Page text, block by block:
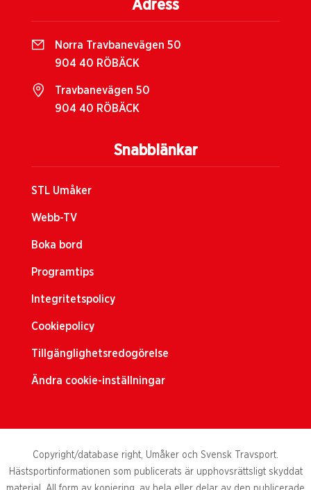
Snabblänkar
STL Umåker
Webb-TV
Boka bord
Programtips
Integritetspolicy
Cookiepolicy
Tillgänglighetsredogörelse
Ändra cookie-inställningar
Adress
Norra Travbanevägen 50
904 40 RÖBÄCK
Travbanevägen 50
904 40 RÖBÄCK
Copyright/database right, Umåker och Svensk Travsport.
Hästsportinformationen som publicerats är upphovsrättsligt skyddat